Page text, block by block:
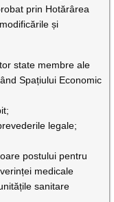
prin Hotărârea
și
state membre ale
Spațiului Economic
legale;
postului pentru
medicale
sanitare